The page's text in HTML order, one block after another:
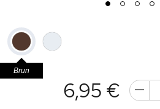
1 2 3 4
6,95 €
Brun